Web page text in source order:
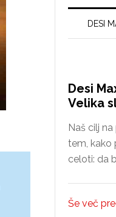
DESI
Desi
Velika
Naš cilj
tem, kako
celoti: da
Še več